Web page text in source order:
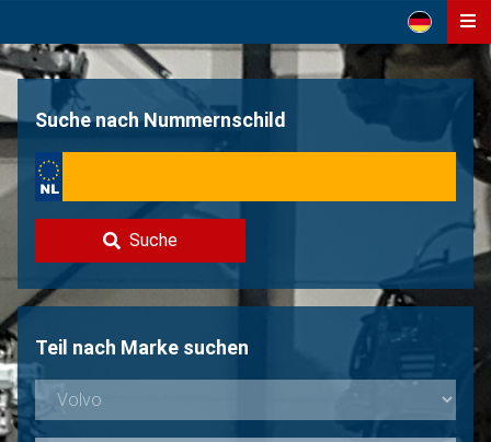
Home
Über uns
Volvo Verkaufen?
Nicht gefunden?
Suche nach Nummernschild
Suche
Teil nach Marke suchen